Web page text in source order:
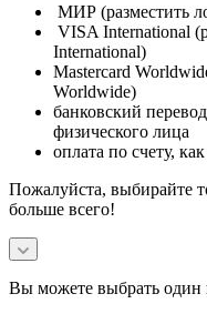
МИР (разместить
VISA International
International)
Mastercard
Worldwide)
банковский
физического лица
оплата по счету,
Пожалуйста, выбирайте
больше всего!
Вы можете выбрать один